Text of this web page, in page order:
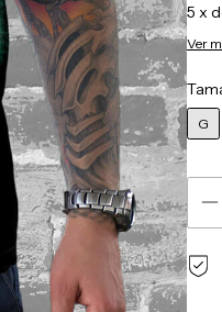
5 x
Ver
G